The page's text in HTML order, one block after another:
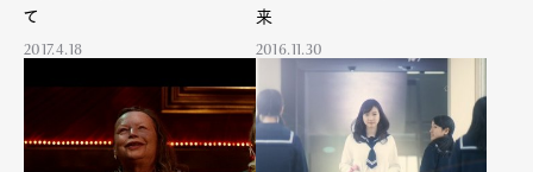
て
2017.4.18
来
2016.11.30